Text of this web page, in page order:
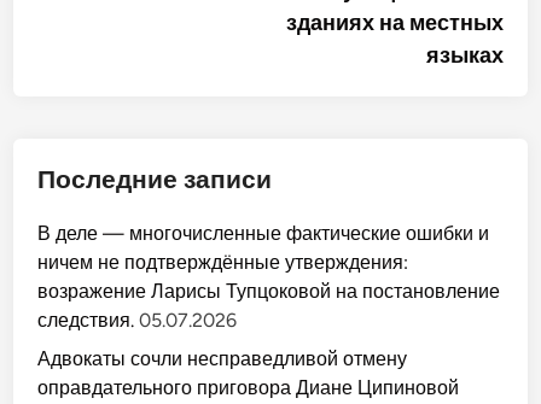
зданиях на местных
языках
Последние записи
В деле — многочисленные фактические ошибки и
ничем не подтверждённые утверждения:
возражение Ларисы Тупцоковой на постановление
следствия. 05.07.2026
Адвокаты сочли несправедливой отмену
оправдательного приговора Диане Ципиновой